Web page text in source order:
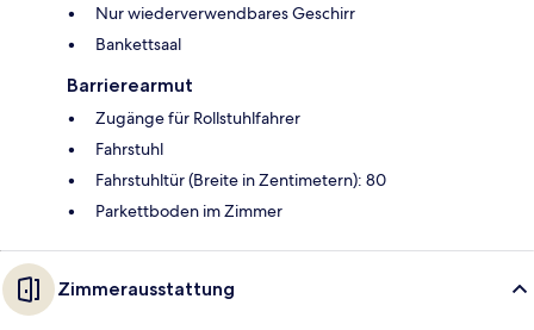
Nur wiederverwendbares Geschirr
Bankettsaal
Barrierearmut
Zugänge für Rollstuhlfahrer
Fahrstuhl
Fahrstuhltür (Breite in Zentimetern): 80
Parkettboden im Zimmer
Zimmerausstattung